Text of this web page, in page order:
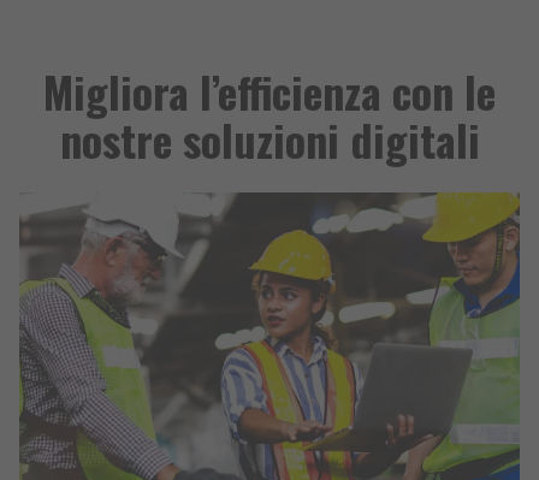
Migliora l’efficienza con le
nostre soluzioni digitali